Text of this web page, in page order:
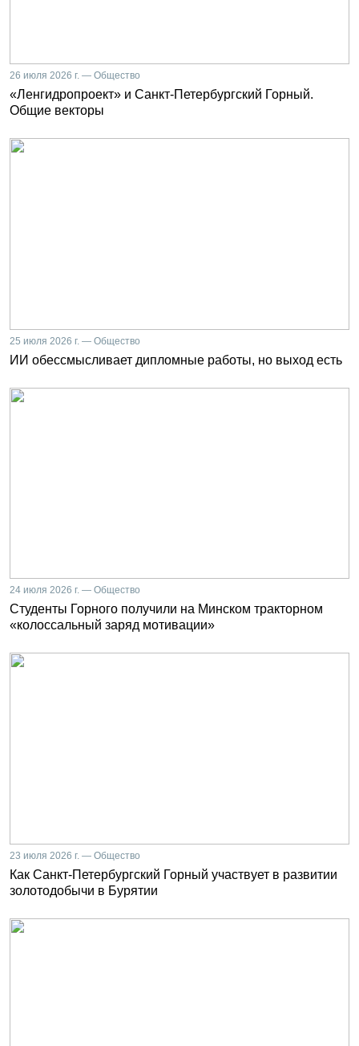
26 июля 2026 г. — Общество
«Ленгидропроект» и Санкт-Петербургский Горный.
Общие векторы
25 июля 2026 г. — Общество
ИИ обессмысливает дипломные работы, но выход есть
24 июля 2026 г. — Общество
Студенты Горного получили на Минском тракторном
«колоссальный заряд мотивации»
23 июля 2026 г. — Общество
Как Санкт-Петербургский Горный участвует в развитии
золотодобычи в Бурятии